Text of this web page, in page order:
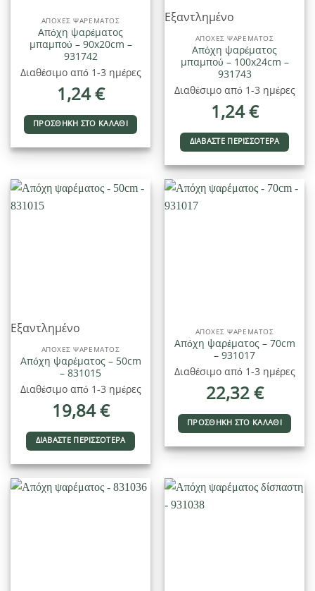
ΑΠΌΧΕΣ ΨΑΡΈΜΑΤΟΣ
Απόχη ψαρέματος
μπαμπού – 90x20cm –
931742
Διαθέσιμο από 1-3 ημέρες
1,24€
ΠΡΟΣΘΉΚΗ ΣΤΟ ΚΑΛΆΘΙ
Εξαντλημένο
ΑΠΌΧΕΣ ΨΑΡΈΜΑΤΟΣ
Απόχη ψαρέματος
μπαμπού – 100x24cm –
931743
Διαθέσιμο από 1-3 ημέρες
1,24€
ΔΙΑΒΆΣΤΕ ΠΕΡΙΣΣΌΤΕΡΑ
Εξαντλημένο
ΑΠΌΧΕΣ ΨΑΡΈΜΑΤΟΣ
Απόχη ψαρέματος – 50cm
– 831015
Διαθέσιμο από 1-3 ημέρες
19,84€
ΔΙΑΒΆΣΤΕ ΠΕΡΙΣΣΌΤΕΡΑ
ΑΠΌΧΕΣ ΨΑΡΈΜΑΤΟΣ
Απόχη ψαρέματος – 70cm
– 931017
Διαθέσιμο από 1-3 ημέρες
22,32€
ΠΡΟΣΘΉΚΗ ΣΤΟ ΚΑΛΆΘΙ